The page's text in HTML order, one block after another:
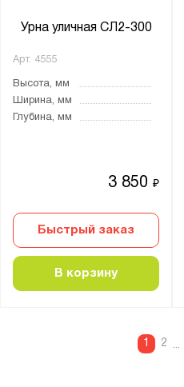
Урна уличная СЛ2-300
Арт. 4555
Высота, мм
Ширина, мм
Глубина, мм
3 850₽
Быстрый заказ
В корзину
1 2 ...